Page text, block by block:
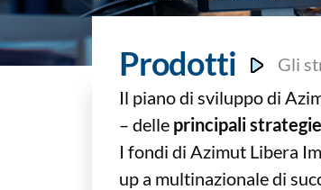
Prodotti
Gli
Il piano di sviluppo di
– delle principali
I fondi di Azimut Libera
up a multinazionale di